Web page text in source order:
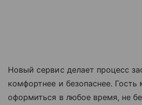
Новый сервис делает процесс
комфортнее и безопаснее. Гость
оформиться в любое время, не